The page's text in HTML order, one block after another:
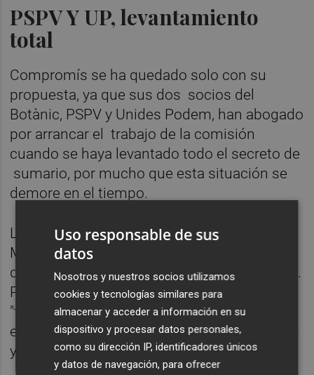
PSPV Y UP, levantamiento
total
Compromís se ha quedado solo con su
propuesta, ya que sus dos socios del
Botànic, PSPV y Unides Podem, han abogado
por arrancar el trabajo de la comisión
cuando se haya levantado todo el secreto de
sumario, por mucho que esta situación se
demore en el tiempo.
La portavoz adjunta del PSPV, Carmen
Martínez, ha señalado que "la justicia es
demasiado lenta" y que en estos casos, más.
Por ello, ha expresado su deseo de que
"tarde lo menos posible" en levantarse todo
el secreto de sumario porque defienden "luz
y taquígrafos" en esta cuestión.
Uso responsable de sus
datos
Nosotros y nuestros socios utilizamos
cookies y tecnologías similares para
almacenar y acceder a información en su
dispositivo y procesar datos personales,
como su dirección IP, identificadores únicos
y datos de navegación, para ofrecer